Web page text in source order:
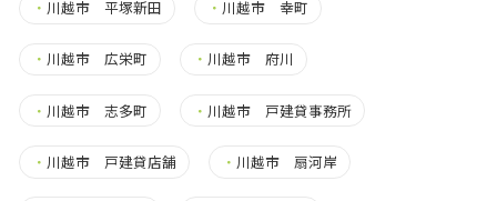
・ 川越市 平塚新田 ・ 川越市 幸町
・ 川越市 広栄町 ・ 川越市 府川
・ 川越市 志多町 ・ 川越市 戸建貸事務所
・ 川越市 戸建貸店舗 ・ 川越市 扇河岸